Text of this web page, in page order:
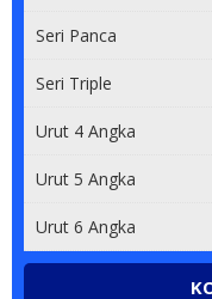
Seri Panca
Seri Triple
Urut 4 Angka
Urut 5 Angka
Urut 6 Angka